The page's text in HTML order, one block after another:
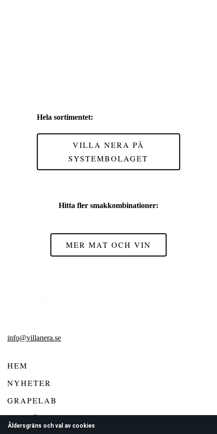
Åldersgräns och val av cookies
Hela sortimentet:
VILLA NERA PÅ
SYSTEMBOLAGET
Hitta fler smakkombinationer:
MER MAT OCH VIN
info@villanera.se
HEM
NYHETER
GRAPELAB
VIN FÖR KONSUMENT